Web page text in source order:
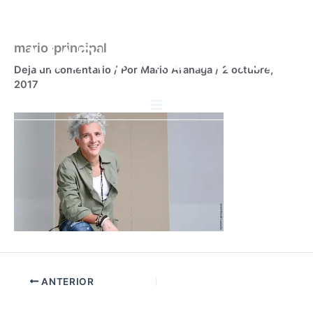
contenidoMARIO ARANAGA
mario-principal
Deja un comentario / Por Mario Aranaga / 2 octubre,
2017
ANTERIOR